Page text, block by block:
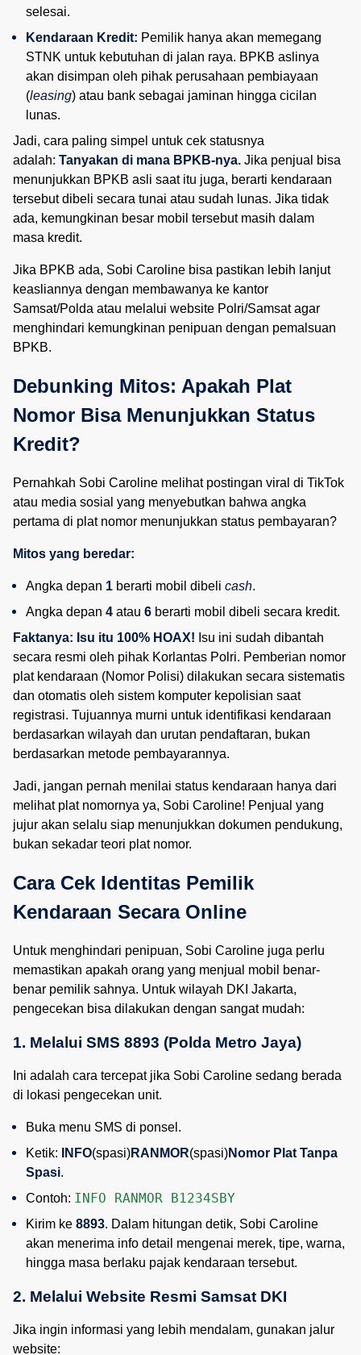
selesai.
Kendaraan Kredit: Pemilik hanya akan memegang
STNK untuk kebutuhan di jalan raya. BPKB aslinya
akan disimpan oleh pihak perusahaan pembiayaan
(leasing) atau bank sebagai jaminan hingga cicilan
lunas.
Jadi, cara paling simpel untuk cek statusnya
adalah: Tanyakan di mana BPKB-nya. Jika penjual bisa
menunjukkan BPKB asli saat itu juga, berarti kendaraan
tersebut dibeli secara tunai atau sudah lunas. Jika tidak
ada, kemungkinan besar mobil tersebut masih dalam
masa kredit.
Jika BPKB ada, Sobi Caroline bisa pastikan lebih lanjut
keasliannya dengan membawanya ke kantor
Samsat/Polda atau melalui website Polri/Samsat agar
menghindari kemungkinan penipuan dengan pemalsuan
BPKB.
Debunking Mitos: Apakah Plat
Nomor Bisa Menunjukkan Status
Kredit?
Pernahkah Sobi Caroline melihat postingan viral di TikTok
atau media sosial yang menyebutkan bahwa angka
pertama di plat nomor menunjukkan status pembayaran?
Mitos yang beredar:
Angka depan 1 berarti mobil dibeli cash.
Angka depan 4 atau 6 berarti mobil dibeli secara kredit.
Faktanya: Isu itu 100% HOAX! Isu ini sudah dibantah
secara resmi oleh pihak Korlantas Polri. Pemberian nomor
plat kendaraan (Nomor Polisi) dilakukan secara sistematis
dan otomatis oleh sistem komputer kepolisian saat
registrasi. Tujuannya murni untuk identifikasi kendaraan
berdasarkan wilayah dan urutan pendaftaran, bukan
berdasarkan metode pembayarannya.
Jadi, jangan pernah menilai status kendaraan hanya dari
melihat plat nomornya ya, Sobi Caroline! Penjual yang
jujur akan selalu siap menunjukkan dokumen pendukung,
bukan sekadar teori plat nomor.
Cara Cek Identitas Pemilik
Kendaraan Secara Online
Untuk menghindari penipuan, Sobi Caroline juga perlu
memastikan apakah orang yang menjual mobil benar-
benar pemilik sahnya. Untuk wilayah DKI Jakarta,
pengecekan bisa dilakukan dengan sangat mudah:
1. Melalui SMS 8893 (Polda Metro Jaya)
Ini adalah cara tercepat jika Sobi Caroline sedang berada
di lokasi pengecekan unit.
Buka menu SMS di ponsel.
Ketik:
INFO(spasi)RANMOR(spasi)Nomor Plat Tanpa
Spasi.
Contoh: INFO RANMOR B1234SBY
Kirim ke 8893. Dalam hitungan detik, Sobi Caroline
akan menerima info detail mengenai merek, tipe, warna,
hingga masa berlaku pajak kendaraan tersebut.
2. Melalui Website Resmi Samsat DKI
Jika ingin informasi yang lebih mendalam, gunakan jalur
website: